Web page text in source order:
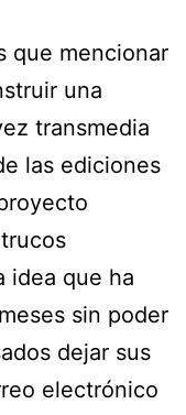
que mencionar
una
transmedia
las ediciones
idea que ha
sin poder
dejar sus
electrónico